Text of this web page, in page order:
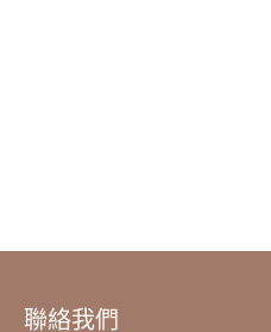
聯絡我們